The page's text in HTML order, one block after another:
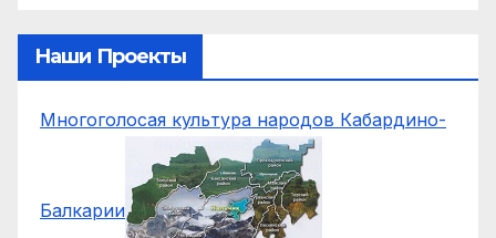
Наши Проекты
Многоголосая культура народов Кабардино-
Балкарии